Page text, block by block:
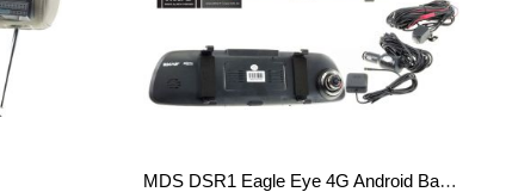
MDS DSR1 Eagle Eye 4G Android Bakåtriktad Kamera, Car Monitor Navigation Skåp, Spegel Display